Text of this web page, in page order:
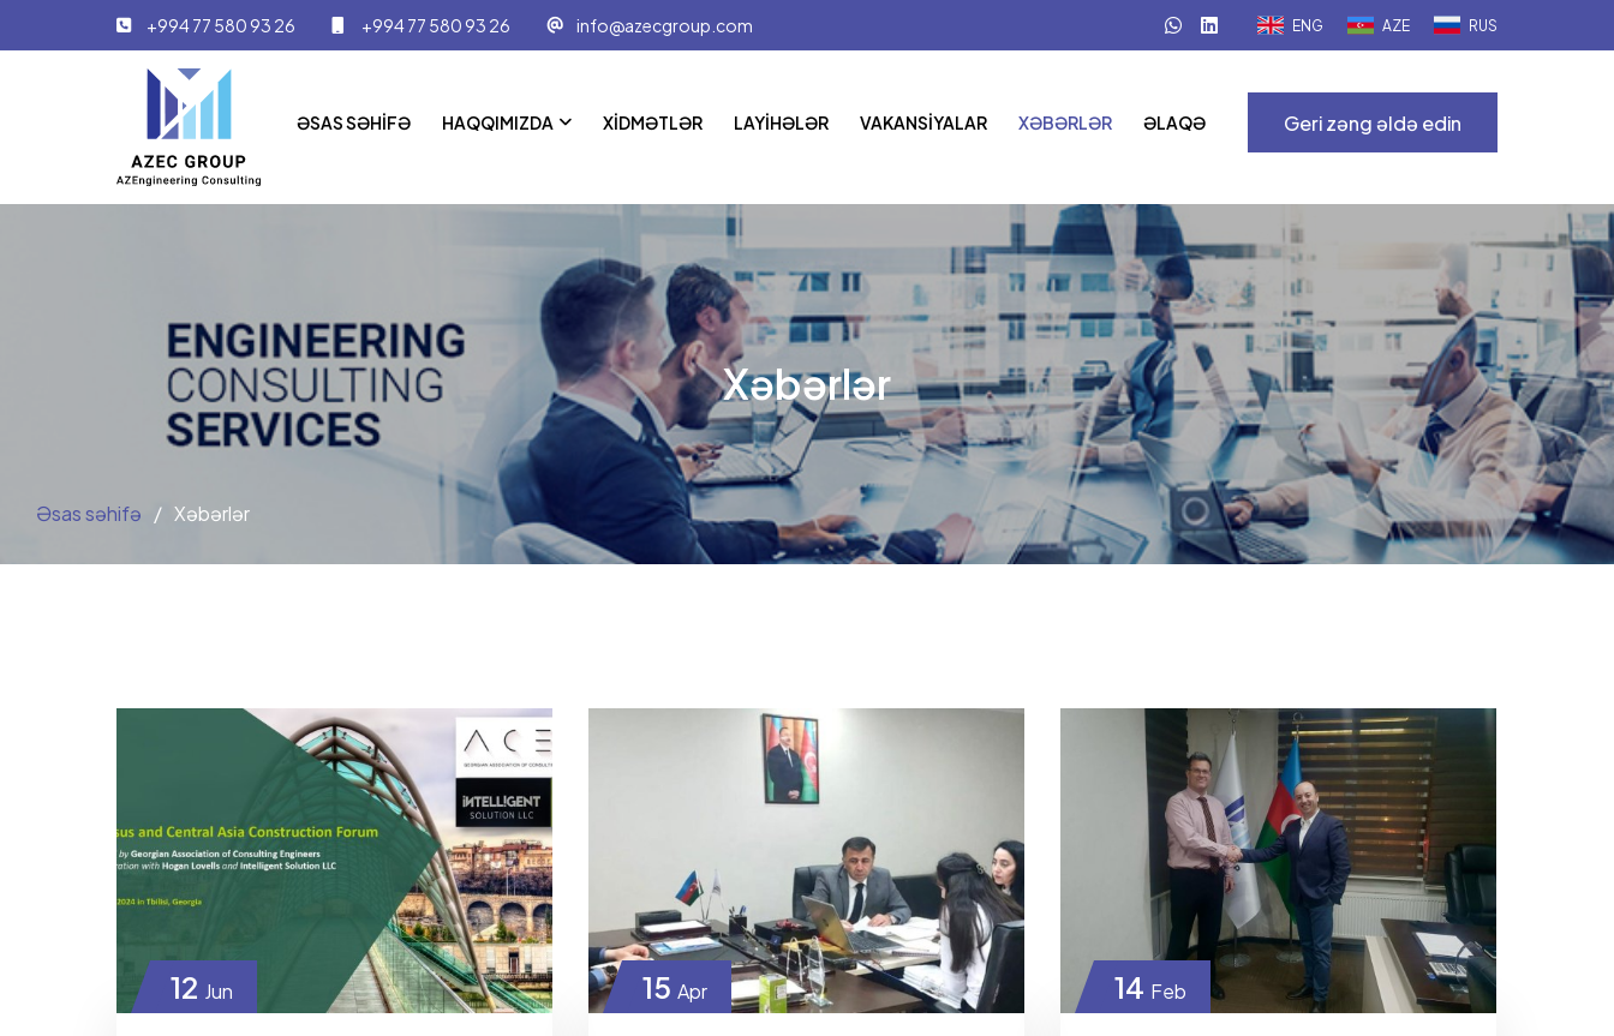
+994 77 580 93 26 +994 77 580 93 26 info@azecgroup.com ENG AZE RUS
ƏSAS SƏHIFƏ HAQQIMIZDA XIDMƏTLƏR LAYIHƏLƏR VAKANSIYALAR XƏBƏRLƏR ƏLAQƏ Geri zəng əldə edin
Xəbərlər
Əsas səhifə / Xəbərlər
12 Jun 15 Apr 14 Feb